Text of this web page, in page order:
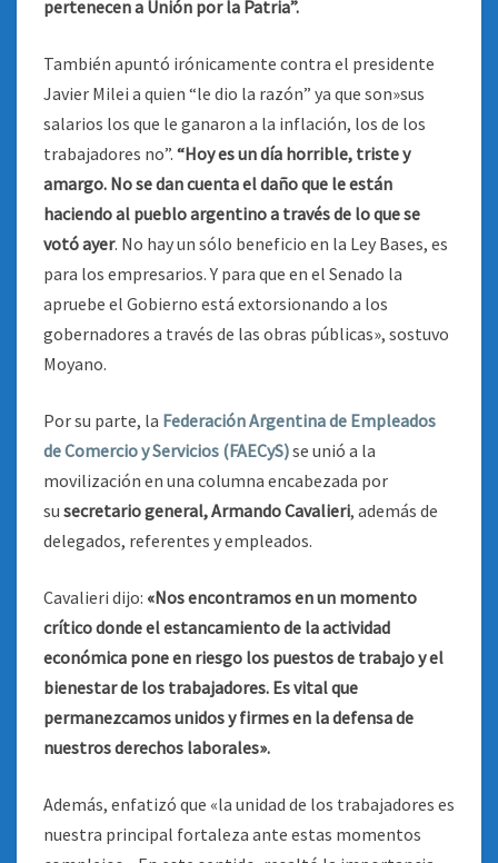
pertenecen a Unión por la Patria”.
También apuntó irónicamente contra el presidente
Javier Milei a quien “le dio la razón” ya que son»sus
salarios los que le ganaron a la inflación, los de los
trabajadores no”. “Hoy es un día horrible, triste y
amargo. No se dan cuenta el daño que le están
haciendo al pueblo argentino a través de lo que se
votó ayer. No hay un sólo beneficio en la Ley Bases, es
para los empresarios. Y para que en el Senado la
apruebe el Gobierno está extorsionando a los
gobernadores a través de las obras públicas», sostuvo
Moyano.
Por su parte, la Federación Argentina de Empleados
de Comercio y Servicios (FAECyS)se unió a la
movilización en una columna encabezada por
su secretario general, Armando Cavalieri, además de
delegados, referentes y empleados.
Cavalieri dijo: «Nos encontramos en un momento
crítico donde el estancamiento de la actividad
económica pone en riesgo los puestos de trabajo y el
bienestar de los trabajadores. Es vital que
permanezcamos unidos y firmes en la defensa de
nuestros derechos laborales».
Además, enfatizó que «la unidad de los trabajadores es
nuestra principal fortaleza ante estas momentos